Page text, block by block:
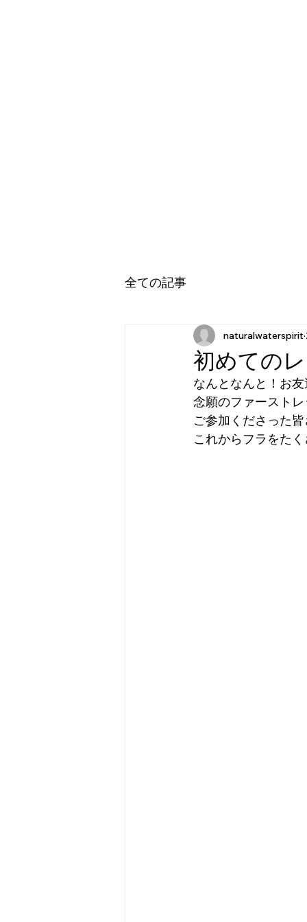
全ての記事
初めての
naturalwaterspirit
なんとなんと！お
念願のファースト
ご参加くださった
これからフラをた